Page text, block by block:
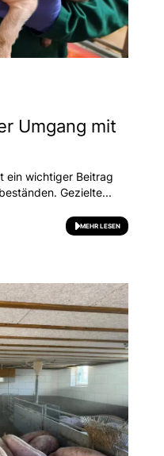
Umgang mit
ein wichtiger Beitrag
Gezielte...
MEHR LESEN